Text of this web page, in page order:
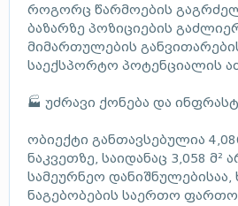
როგორც წარმოების
ბაზარზე პოზიციების
მიმართულების
საექსპორტო პოტენციალის
🏭 უძრავი ქონება და
ობიექტი განთავსებულია
ნაკვეთზე, საიდანაც 3,058
სამეურნეო
ნაგებობების საერთო